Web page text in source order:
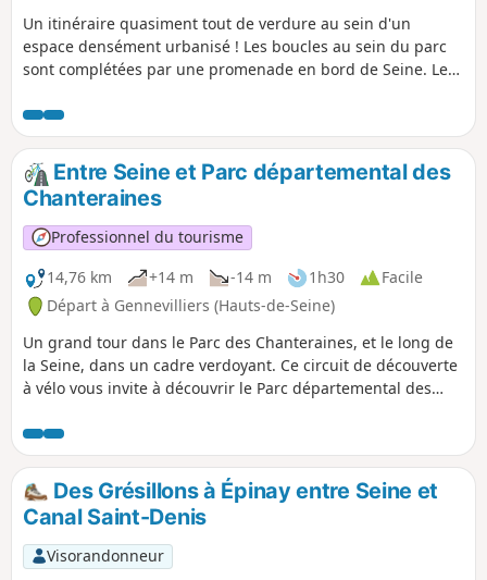
Un itinéraire quasiment tout de verdure au sein d'un
espace densément urbanisé ! Les boucles au sein du parc
sont complétées par une promenade en bord de Seine. Le
sauront ravir les amateurs.
Entre Seine et Parc départemental des
Chanteraines
Professionnel du tourisme
14,76 km
+14 m -14 m 1h30
Facile
Départ à Gennevilliers (Hauts-de-Seine)
Un grand tour dans le Parc des Chanteraines, et le long de
la Seine, dans un cadre verdoyant. Ce circuit de découverte
à vélo vous invite à découvrir le Parc départemental des
pédagogique s'impose avant de poursuivre votre balade à
vélo jusqu'au quartier de Villerenne.
Des Grésillons à Épinay entre Seine et
Canal Saint-Denis
Visorandonneur